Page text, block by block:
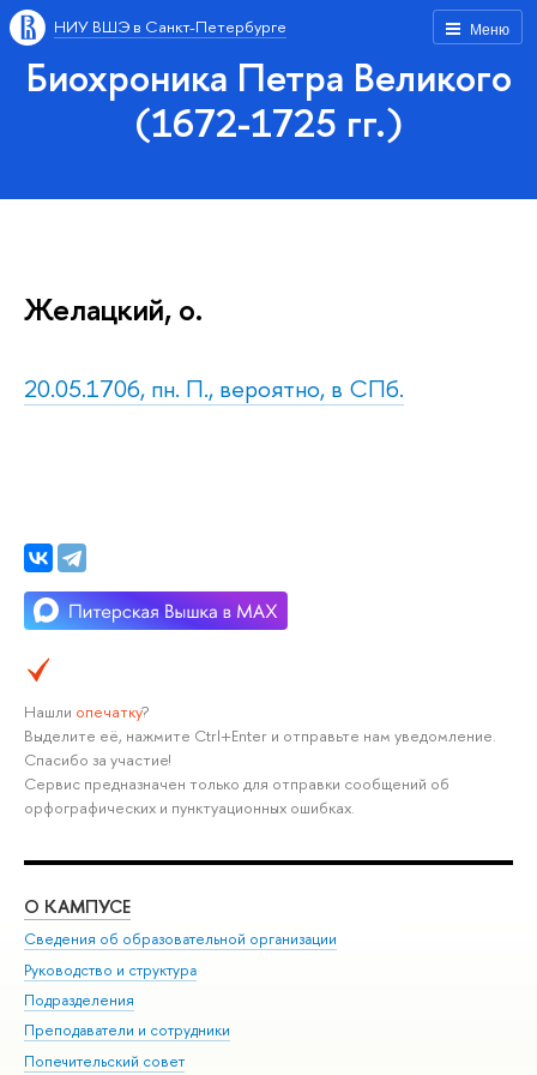
Меню
НИУ ВШЭ в Санкт-Петербурге
Биохроника Петра Великого
(1672-1725 гг.)
Желацкий, о.
20.05.1706, пн. П., вероятно, в СПб.
Нашли опечатку?
Выделите её, нажмите Ctrl+Enter и отправьте нам уведомление.
Спасибо за участие!
Сервис предназначен только для отправки сообщений об
орфографических и пунктуационных ошибках.
О КАМПУСЕ
Сведения об образовательной организации
Руководство и структура
Подразделения
Преподаватели и сотрудники
Попечительский совет